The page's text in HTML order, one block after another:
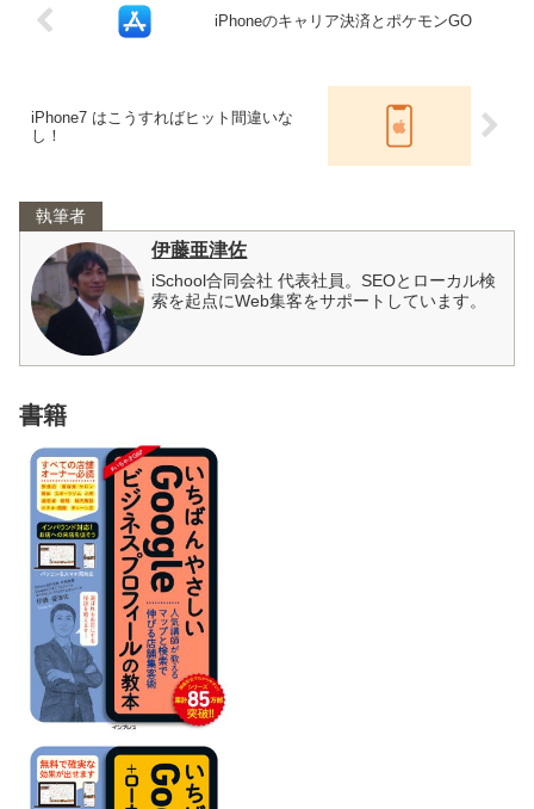
iPhoneのキャリア決済とポケモンGO
iPhone7 はこうすればヒット間違いな
し！
執筆者
伊藤亜津佐
iSchool合同会社 代表社員。SEOとローカル検
索を起点にWeb集客をサポートしています。
書籍